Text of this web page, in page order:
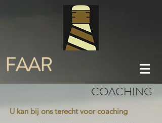
FAAR
COACHING
U kan bij ons terecht voor coaching